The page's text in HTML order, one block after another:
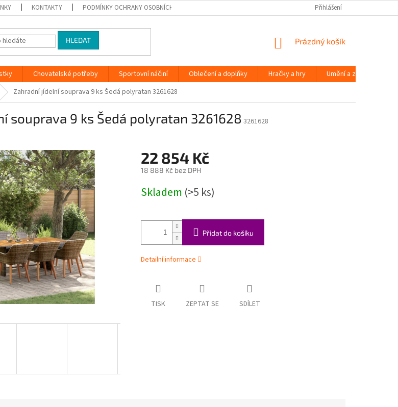
KONTAKTY PODMÍNKY OCHRANY OSOBNÍCH ÚDAJŮ Přihlášení
HLEDAT
NÁKUPNÍ
Prázdný košík
Chovatelské potřeby Sportovní náčiní Oblečení a doplňky Hračky a hry Umění a zábava
Zahradní jídelní souprava 9 ks Šedá polyratan 3261628
souprava 9 ks Šedá polyratan 3261628 3261628
22 854 Kč
18 888 Kč bez DPH
cena:
Skladem (>5 ks)
Přidat do košíku
Detailní informace
TISK ZEPTAT SE SDÍLET